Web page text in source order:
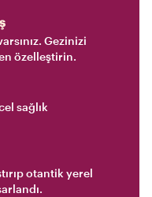
Gezinizi
özelleştirin.
sağlık
otantik yerel